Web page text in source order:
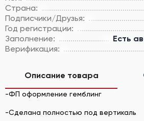
Страна:
Подписчики/Друзья:
Год регистрации:
Заполнение:
Есть
Верификация:
Описание товара
-ФП оформление гемблинг
-Сделана полностью под вертикаль